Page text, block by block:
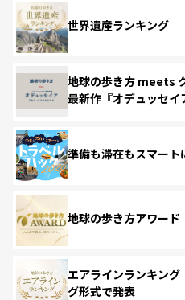
世界遺産ランキング
地球の歩き方 meets
最新作『オデュッセイ
準備も滞在もスマー
地球の歩き方アワー
エアラインランキン
グ形式で発表